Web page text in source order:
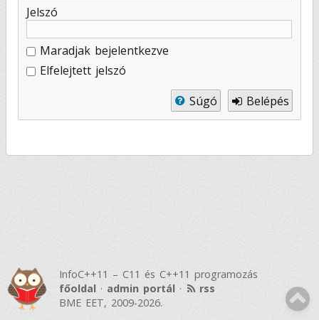
Jelszó
Maradjak bejelentkezve
Elfelejtett jelszó
Súgó
Belépés
InfoC++11 – C11 és C++11 programozás
főoldal· admin portál·
rss
BME EET, 2009-2026.